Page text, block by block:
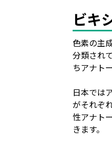
ビキ
色素の主
分類され
ちアナト
日本では
がそれぞ
性アナト
きます。